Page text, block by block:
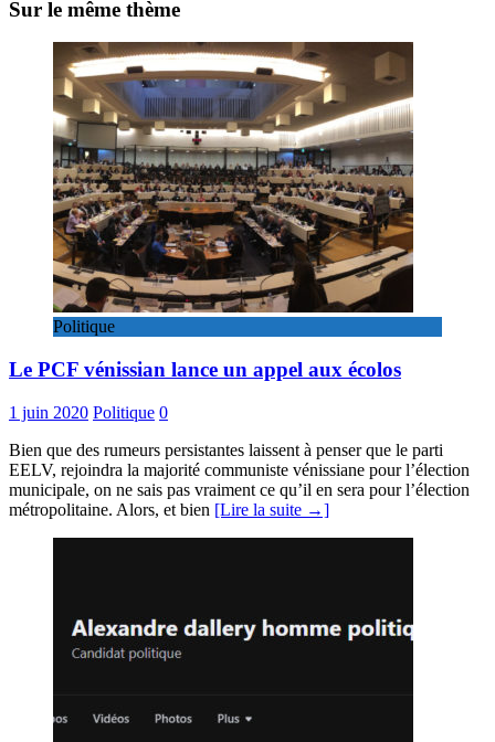
Sur le même thème
Politique
Le PCF vénissian lance un appel aux écolos
1 juin 2020 Politique 0
Bien que des rumeurs persistantes laissent à penser que le parti
EELV, rejoindra la majorité communiste vénissiane pour l’élection
municipale, on ne sais pas vraiment ce qu’il en sera pour l’élection
métropolitaine. Alors, et bien [Lire la suite →]